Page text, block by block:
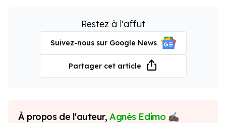
Restez à l'affut
Suivez-nous sur Google News
Partager cet article
À propos de l'auteur,Agnès Edimo